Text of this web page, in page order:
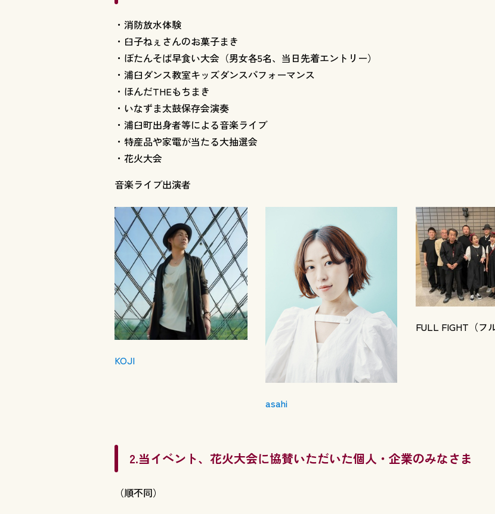
消防放水体験
臼子ねぇさんのお菓子まき
ぼたんそば早食い大会（男女各5名、当日先着エントリー）
浦臼ダンス教室キッズダンスパフォーマンス
ほんだTHEもちまき
いなずま太鼓保存会演奏
浦臼町出身者等による音楽ライブ
特産品や家電が当たる大抽選会
花火大会
音楽ライブ出演者
KOJI
asahi
FULL FIGHT（フ
2.当イベント、花火大会に協賛いただいた個人・企業のみなさま
（順不同）